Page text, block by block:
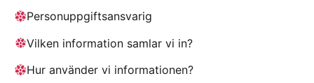
Personuppgiftsansvarig
Vilken information samlar vi in?
Hur använder vi informationen?